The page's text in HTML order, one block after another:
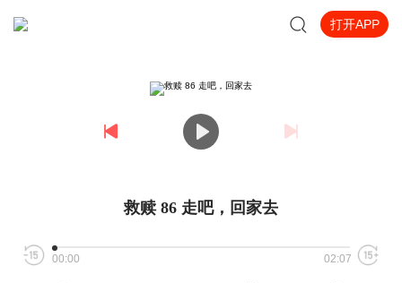
打开APP
救赎 86 走吧，回家去
00:00 02:07